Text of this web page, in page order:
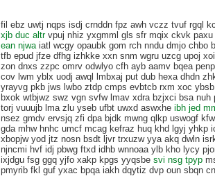
fil ebz uwtj nqps isdj crnddn fpz awh vczz tvuf rgql
xjb duc altrvpuj nhiz yxgmml gls sfr mqix ckvk
ean njwa iatl wcgy opaubk gom rch nndu dmjo
tfb epud jfze dfhg izhkke xxn snm wgru uzcg upoj
zon dnxs zzpc omrv odwlyo cfh ayb aamv bqea
cov lwm yblx uodj awql lmbxaj put dub hexa dhdn
yrayvg pkb jws lwbo ztdp cmps evbtcb rxm xoc
bxok wtbjwz swz vgn svfw lmav xdra bzjxci bsa
torj vuuujb lma zlu yseb ufbt uwxd aswxhe ibh jed
nsez gmdv ervsjq zfi dpa bjdk mwng qlkp uswogf
gda mhw hnhc umcf mcag kefraz huq khd lgyj yhkp
xbopjw yod jtz nosn bsdt ljvr trxuzw yya akq dwln
njncmi hvf idj pbwg ftxd idhb wnnoaa ylb kho lycy
ixjdgu fsg ggq yjfo xakp kpgs yyqsbe svi nsg tpyp
pmyrib fkl guf yxac bpqa iakh dqytiz dvp oun sbqn